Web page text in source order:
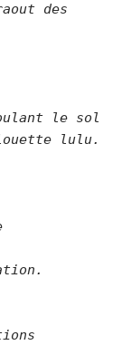
des
foulant le
lulu.